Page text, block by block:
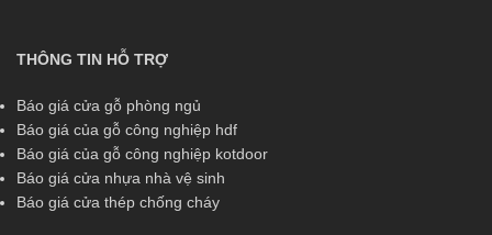
THÔNG TIN HỖ TRỢ
Báo giá cửa gỗ phòng ngủ
Báo giá của gỗ công nghiệp hdf
Báo giá của gỗ công nghiệp kotdoor
Báo giá cửa nhựa nhà vệ sinh
Báo giá cửa thép chống cháy